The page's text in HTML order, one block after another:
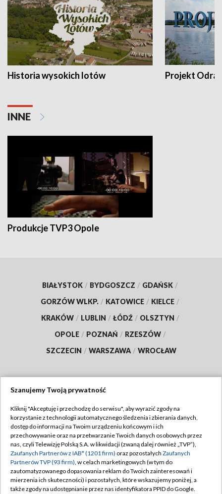
Historia wysokich lotów Projekt Odra
INNE
Produkcje TVP3 Opole
BIAŁYSTOK / BYDGOSZCZ / GDAŃSK /
GORZÓW WLKP. / KATOWICE / KIELCE /
KRAKÓW / LUBLIN / ŁÓDŹ / OLSZTYN /
OPOLE / POZNAŃ / RZESZÓW /
SZCZECIN / WARSZAWA / WROCŁAW
TVP
Abonament TVP
Emisja w TVP
Centrum informacji TVP
Naziemna Telewizja Cyfrowa
Regulamin TVP
Polityka prywatności
Moje zgody
Pomoc
Szanujemy Twoją prywatność
Kliknij "Akceptuję i przechodzę do serwisu", aby wyrazić zgody na
korzystanie z technologii automatycznego śledzenia i zbierania danych,
dostęp do informacji na Twoim urządzeniu końcowym i ich
przechowywanie oraz na przetwarzanie Twoich danych osobowych przez
nas, czyli Telewizję Polską S.A. w likwidacji (zwaną dalej również „TVP”),
Zaufanych Partnerów z IAB* (1201 firm) oraz pozostałych Zaufanych
Partnerów TVP (93 firm), w celach marketingowych (w tym do
zautomatyzowanego dopasowania reklam do Twoich zainteresowań i
mierzenia ich skuteczności) i pozostałych, które wskazujemy poniżej, a
także zgody na udostępnianie przez nas identyfikatora PPID do Google.